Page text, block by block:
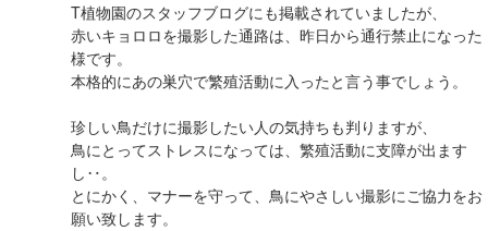
T植物園のスタッフブログにも掲載されていましたが、
赤いキョロロを撮影した通路は、昨日から通行禁止になった
様です。
本格的にあの巣穴で繁殖活動に入ったと言う事でしょう。
珍しい鳥だけに撮影したい人の気持ちも判りますが、
鳥にとってストレスになっては、繁殖活動に支障が出ます
し‥。
とにかく、マナーを守って、鳥にやさしい撮影にご協力をお
願い致します。